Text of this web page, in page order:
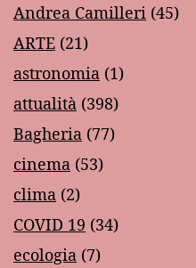
Andrea Camilleri (45)
ARTE (21)
astronomia (1)
attualità (398)
Bagheria (77)
cinema (53)
clima (2)
COVID 19 (34)
ecologia (7)